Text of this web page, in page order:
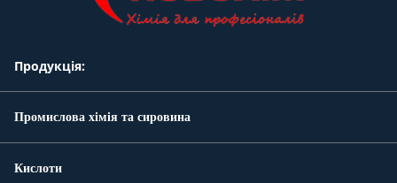
Продукція:
Промислова хімія та сировина
Кислоти